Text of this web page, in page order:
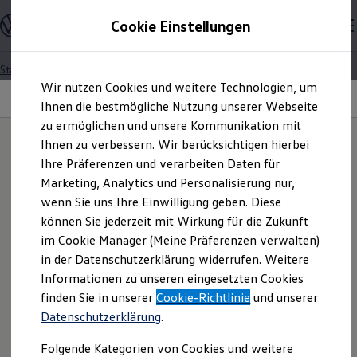
Hauptinhalt
springen
Footer
springen
Modelle und Konfigurator
Konfigurator
Modelle vergleichen
Elektroautos
ENERGY Sondermodelle
Nutzfahrzeuge
SUV und CUV
Familienautos
Kombis
Kompaktwagen
Sportwagen
Schnell verfügbare Fahrzeuge
Angebote und Produkte
Aktuelle Angebote
E-Auto-Förderung
Volkswagen Marktplatz
Die ENERGY Sondermodelle
Junge Gebrauchtwagen und Gebrauchtwagen
Volkswagen Zertifizierte Gebrauchtwagen
Elektromobilität bei Gebrauchtwagen
Saisonangebote
Startseite
Assistenzsysteme
IQ.DRIVE & IQ.LIGHT
Ganz schön clever:Mit
unseren Assistenzsystemen
sicherer und entspannter ans
Spurwechselassistent „Side Assist“
Stetsan Ihrer Seite.
Cookie Einstellungen
Wir nutzen Cookies und weitere Technologien, um
Ihnen die bestmögliche Nutzung unserer Webseite
zu ermöglichen und unsere Kommunikation mit
Ihnen zu verbessern. Wir berücksichtigen hierbei
Ihre Präferenzen und verarbeiten Daten für
Marketing, Analytics und Personalisierung nur,
wenn Sie uns Ihre Einwilligung geben. Diese
können Sie jederzeit mit Wirkung für die Zukunft
im Cookie Manager (Meine Präferenzen verwalten)
in der Datenschutzerklärung widerrufen. Weitere
Informationen zu unseren eingesetzten Cookies
finden Sie in unsererCookie-Richtlinie und unserer
Datenschutzerklärung.
Folgende Kategorien von Cookies und weitere